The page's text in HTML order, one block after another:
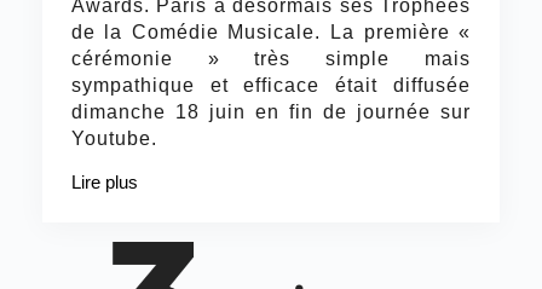
Awards. Paris a désormais ses Trophées
de la Comédie Musicale. La première «
cérémonie » très simple mais
sympathique et efficace était diffusée
dimanche 18 juin en fin de journée sur
Youtube.
Lire plus